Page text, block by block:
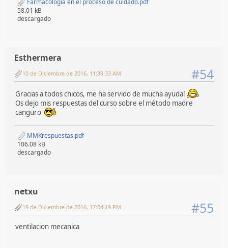
58.01 kB
descargado
Esthermera
#54
10 de Diciembre de 2016, 11:39:33 AM
Gracias a todos chicos, me ha servido de mucha ayuda!
Os dejo mis respuestas del curso sobre el método madre
canguro
MMKrespuestas.pdf
106.08 kB
descargado
netxu
#55
19 de Diciembre de 2016, 17:04:19 PM
ventilacion mecanica